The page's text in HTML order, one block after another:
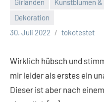
Girlanden Kunstblumen
Dekoration
30. Juli 2022
tokotestet
Keine
Kommentare
Wirklich hübsch und
mir leider als erstes ein
Dieser ist aber nach